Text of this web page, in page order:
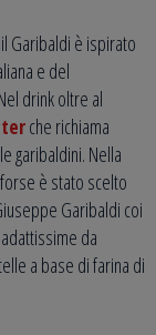
Garibaldi è ispirato
e del
drink oltre al
che richiama
garibaldini. Nella
è stato scelto
Garibaldi coi
da
a base di farina di